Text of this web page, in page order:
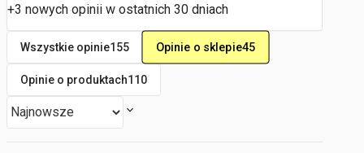
+3 nowych opinii w ostatnich 30 dniach
Wszystkie opinie155 Opinie o sklepie45
Opinie o produktach110